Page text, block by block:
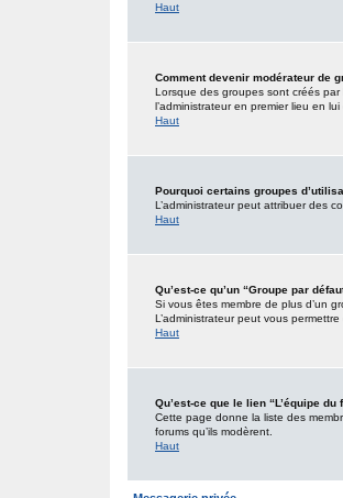
Haut
Comment devenir modérateur de
Lorsque des groupes sont créés par
l’administrateur en premier lieu en
Haut
Pourquoi certains groupes
L’administrateur peut attribuer des
Haut
Qu’est-ce qu’un “Groupe par
Si vous êtes membre de plus d’un
L’administrateur peut vous
Haut
Qu’est-ce que le lien “L’équipe du
Cette page donne la liste des
forums qu’ils modèrent.
Haut